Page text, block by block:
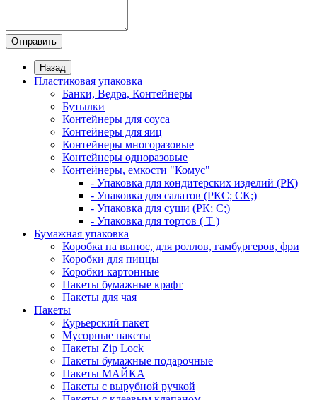
Отправить
Назад
Пластиковая упаковка
Банки, Ведра, Контейнеры
Бутылки
Контейнеры для соуса
Контейнеры для яиц
Контейнеры многоразовые
Контейнеры одноразовые
Контейнеры, емкости "Комус"
- Упаковка для кондитерских изделий (РК)
- Упаковка для салатов (РКС; СК;)
- Упаковка для суши (РК; С;)
- Упаковка для тортов ( Т )
Бумажная упаковка
Коробка на вынос, для роллов, гамбургеров, фри
Коробки для пиццы
Коробки картонные
Пакеты бумажные крафт
Пакеты для чая
Пакеты
Курьерский пакет
Мусорные пакеты
Пакеты Zip Lock
Пакеты бумажные подарочные
Пакеты МАЙКА
Пакеты с вырубной ручкой